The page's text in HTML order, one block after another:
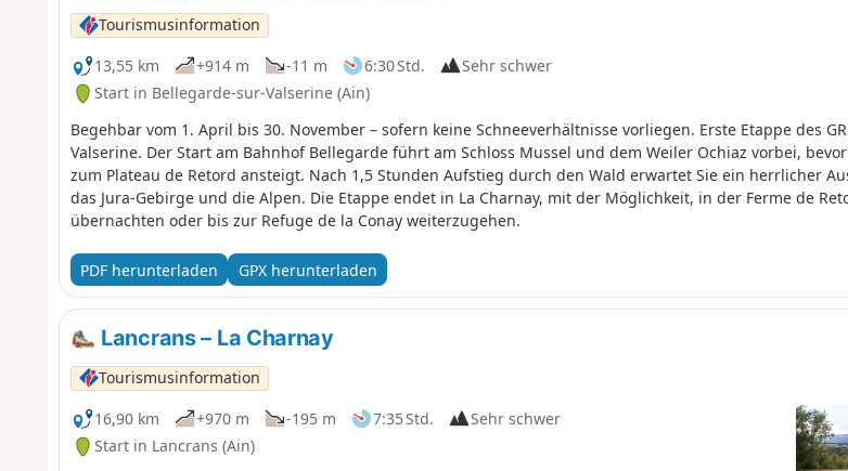
Tourismusinformation
13,55 km
+914 m -11 m 6:30 Std.
Sehr schwer
Start in Bellegarde-sur-Valserine (Ain)
Begehbar vom 1. April bis 30. November – sofern keine Schneeverhältnisse vorliegen. Erste Etappe des
Valserine. Der Start am Bahnhof Bellegarde führt am Schloss Mussel und dem Weiler Ochiaz vorbei,
zum Plateau de Retord ansteigt. Nach 1,5 Stunden Aufstieg durch den Wald erwartet Sie ein herrlicher
das Jura-Gebirge und die Alpen. Die Etappe endet in La Charnay, mit der Möglichkeit, in der Ferme de
übernachten oder bis zur Refuge de la Conay weiterzugehen.
PDF herunterladen GPX herunterladen
Lancrans – La Charnay
Tourismusinformation
16,90 km
+970 m -195 m 7:35 Std.
Sehr schwer
Start in Lancrans (Ain)